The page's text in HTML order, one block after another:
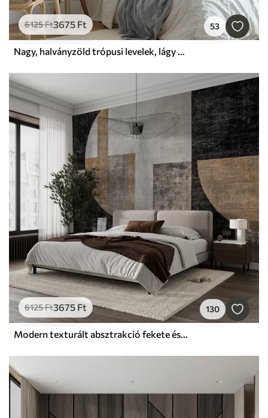
6125Ft3675 Ft 53
Nagy, halványzöld trópusi levelek, lágy pasztell színekkel, texturált mintázattal
6125Ft3675 Ft 130
Modern texturált absztrakció fekete és narancssárga színben